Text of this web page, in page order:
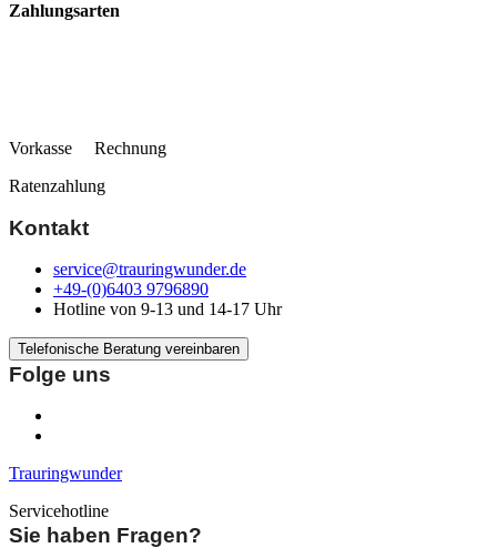
Zahlungsarten
Vorkasse Rechnung
Ratenzahlung
Kontakt
service@trauringwunder.de
+49-(0)6403 9796890
Hotline von 9-13 und 14-17 Uhr
Telefonische Beratung vereinbaren
Folge uns
Trauringwunder
Servicehotline
Sie haben Fragen?